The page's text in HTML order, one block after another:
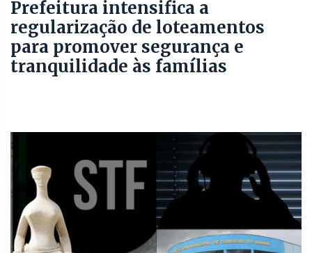
Prefeitura intensifica a
regularização de loteamentos
para promover segurança e
tranquilidade às famílias